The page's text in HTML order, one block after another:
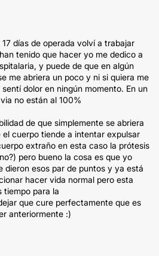
17 días de operada volví a trabajar
tenido que hacer yo me dedico a
y puede de que en algún
me abriera un poco y ni si quiera me
dolor en ningún momento. En un
no están al 100%
de que simplemente se abriera
el cuerpo tiende a intentar expulsar
extraño en esta caso la prótesis
pero bueno la cosa es que yo
dieron esos par de puntos y ya está
hacer vida normal pero esta
tiempo para la
que cure perfectamente que es
anteriormente :)